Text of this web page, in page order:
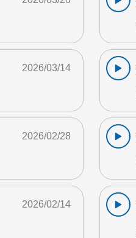
2026/03/14
2026/02/28
2026/02/14